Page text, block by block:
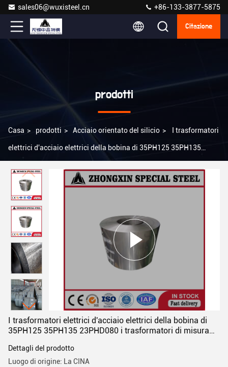
sales06@wuxisteel.cn +86-133-3877-5875
Citazione
prodotti
Casa > prodotti > Acciaio orientato del silicio > I trasformatori
elettrici d'acciaio elettrici della bobina di 35PH125 35PH135
I trasformatori elettrici d'acciaio elettrici della bobina di
35PH125 35PH135 23PHD080 i trasformatori di misura
Dettagli del prodotto
Luogo di origine: La CINA